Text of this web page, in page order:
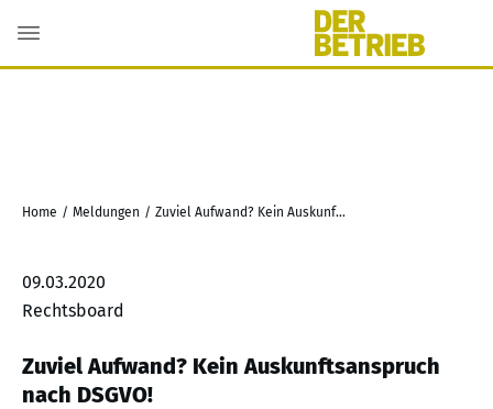
Home / Meldungen / Zuviel Aufwand? Kein Auskunftsanspruch nach DSGVO!
09.03.2020
Rechtsboard
Zuviel Aufwand? Kein Auskunftsanspruch
nach DSGVO!